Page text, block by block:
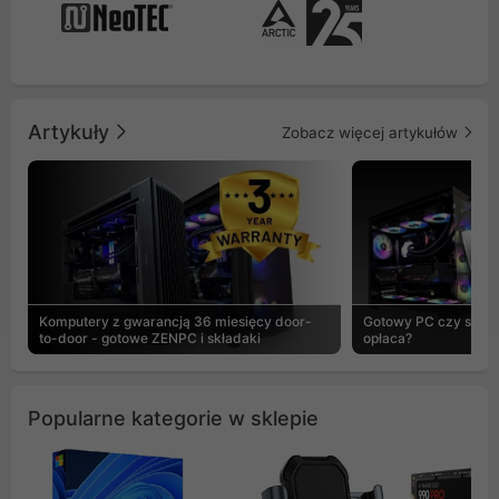
Artykuły Zobacz więcej artykułów
Komputery z gwarancją 36 miesięcy door-
to-door - gotowe ZENPC i składaki
Gotowy PC czy
opłaca?
Popularne kategorie w sklepie